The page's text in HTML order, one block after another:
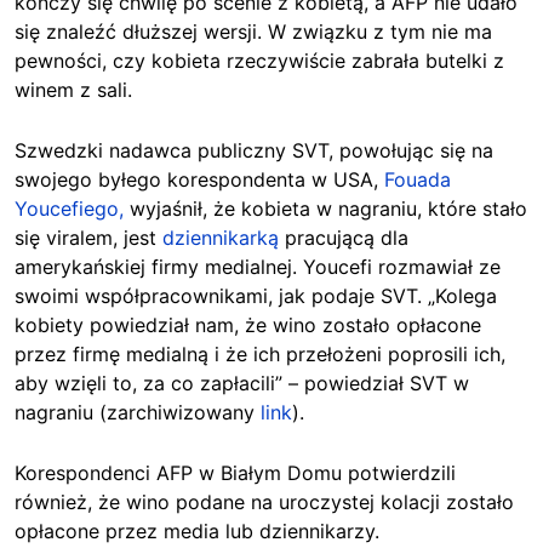
się znaleźć dłuższej wersji. W związku z tym nie ma
pewności, czy kobieta rzeczywiście zabrała butelki z
winem z sali.
Szwedzki nadawca publiczny SVT, powołując się na
swojego byłego korespondenta w USA, Fouada
Youcefiego, wyjaśnił, że kobieta w nagraniu, które stało
się viralem, jest dziennikarką pracującą dla
amerykańskiej firmy medialnej. Youcefi rozmawiał ze
swoimi współpracownikami, jak podaje SVT. „Kolega
kobiety powiedział nam, że wino zostało opłacone
przez firmę medialną i że ich przełożeni poprosili ich,
aby wzięli to, za co zapłacili” – powiedział SVT w
nagraniu (zarchiwizowany link).
Korespondenci AFP w Białym Domu potwierdzili
również, że wino podane na uroczystej kolacji zostało
opłacone przez media lub dziennikarzy.